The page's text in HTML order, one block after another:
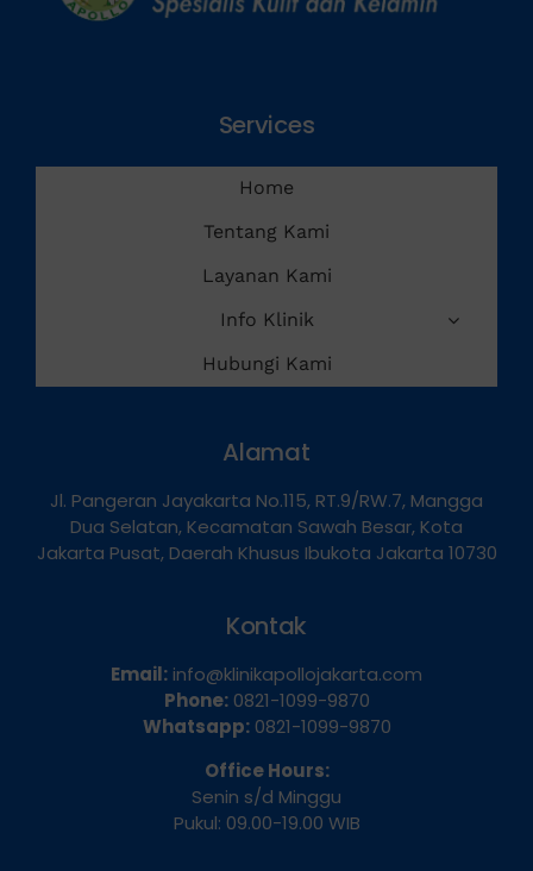
Services
Home
Tentang Kami
Layanan Kami
Info Klinik
Hubungi Kami
Alamat
Jl. Pangeran Jayakarta No.115, RT.9/RW.7, Mangga
Dua Selatan, Kecamatan Sawah Besar, Kota
Jakarta Pusat, Daerah Khusus Ibukota Jakarta 10730
Kontak
Email: info@klinikapollojakarta.com
Phone:0821-1099-9870
Whatsapp:0821-1099-9870
Office Hours:
Senin s/d Minggu
Pukul: 09.00-19.00 WIB